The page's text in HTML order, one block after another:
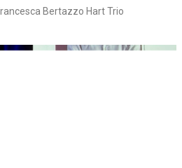
Bertazzo Hart Trio